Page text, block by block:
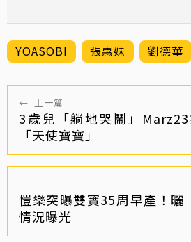
YOASOBI 張惠妹 劉德華
← 上一篇
3歲兒「躺地哭鬧」
「天使寶寶」
愷樂突曝雙寶35周早產！曬
情況曝光